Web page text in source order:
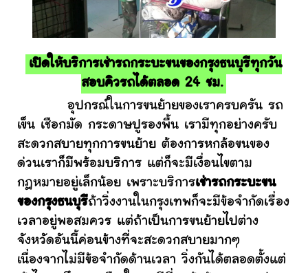
เปิดให้บริการเช่ารถกระบะขนของกรุงธนบุรีทุกวัน
สอบคิวรถได้ตลอด 24 ชม.
อุปกรณ์ในการขนย้ายของเราครบครัน รถ
เข็น เชือกมัด กระดาษปูรองพื้น เรามีทุกอย่างครับ
สะดวกสบายทุกการขนย้าย ต้องการหกล้อขนของ
ด่วนเราก็มีพร้อมบริการ แต่ก็จะมีเงื่อนไขตาม
กฎหมายอยู่เล็กน้อย เพราะบริการเช่ารถกระบะขน
ของกรุงธนบุรีถ้าวิ่งงานในกรุงเทพก็จะมีข้อจำกัดเรื่อง
เวลาอยู่พอสมควร แต่ถ้าเป็นการขนย้ายไปต่าง
จังหวัดอันนี้ค่อนข้างที่จะสะดวกสบายมากๆ
เนื่องจากไม่มีข้อจำกัดด้านเวลา วิ่งกันได้ตลอดตั้งแต่